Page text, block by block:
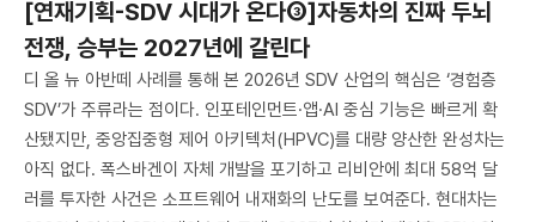
[연재기획-SDV 시대가 온다③]자동차의 진짜 두뇌
전쟁, 승부는 2027년에 갈린다
디 올 뉴 아반떼 사례를 통해 본 2026년 SDV 산업의 핵심은 ‘경험층
SDV’가 주류라는 점이다. 인포테인먼트·앱·AI 중심 기능은 빠르게 확
산됐지만, 중앙집중형 제어 아키텍처(HPVC)를 대량 양산한 완성차는
아직 없다. 폭스바겐이 자체 개발을 포기하고 리비안에 최대 58억 달
러를 투자한 사건은 소프트웨어 내재화의 난도를 보여준다. 현대차는